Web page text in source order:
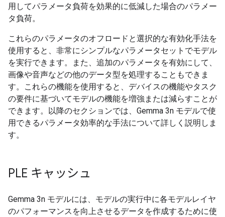
用してパラメータ負荷を効果的に低減した場合のパラメー
タ負荷。
これらのパラメータのオフロードと選択的な有効化手法を
使用すると、非常にシンプルなパラメータセットでモデル
を実行できます。また、追加のパラメータを有効にして、
画像や音声などの他のデータ型を処理することもできま
す。これらの機能を使用すると、デバイスの機能やタスク
の要件に基づいてモデルの機能を増強または減らすことが
できます。以降のセクションでは、Gemma 3n モデルで使
用できるパラメータ効率的な手法について詳しく説明しま
す。
PLE キャッシュ
Gemma 3n モデルには、モデルの実行中に各モデルレイヤ
のパフォーマンスを向上させるデータを作成するために使